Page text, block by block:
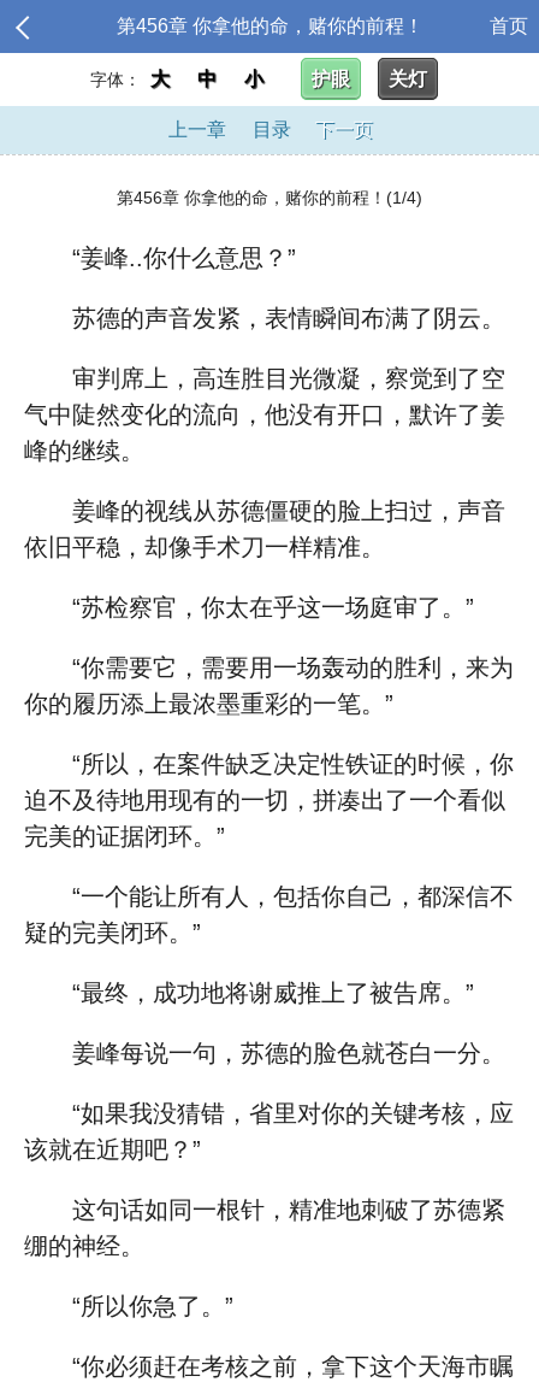
第456章 你拿他的命，赌你的前程！ 首页
字体： 大 中 小 护眼 关灯
上一章 目录 下一页
第456章 你拿他的命，赌你的前程！(1/4)
“姜峰..你什么意思？”
苏德的声音发紧，表情瞬间布满了阴云。
审判席上，高连胜目光微凝，察觉到了空
气中陡然变化的流向，他没有开口，默许了姜
峰的继续。
姜峰的视线从苏德僵硬的脸上扫过，声音
依旧平稳，却像手术刀一样精准。
“苏检察官，你太在乎这一场庭审了。”
“你需要它，需要用一场轰动的胜利，来为
你的履历添上最浓墨重彩的一笔。”
“所以，在案件缺乏决定性铁证的时候，你
迫不及待地用现有的一切，拼凑出了一个看似
完美的证据闭环。”
“一个能让所有人，包括你自己，都深信不
疑的完美闭环。”
“最终，成功地将谢威推上了被告席。”
姜峰每说一句，苏德的脸色就苍白一分。
“如果我没猜错，省里对你的关键考核，应
该就在近期吧？”
这句话如同一根针，精准地刺破了苏德紧
绷的神经。
“所以你急了。”
“你必须赶在考核之前，拿下这个天海市瞩